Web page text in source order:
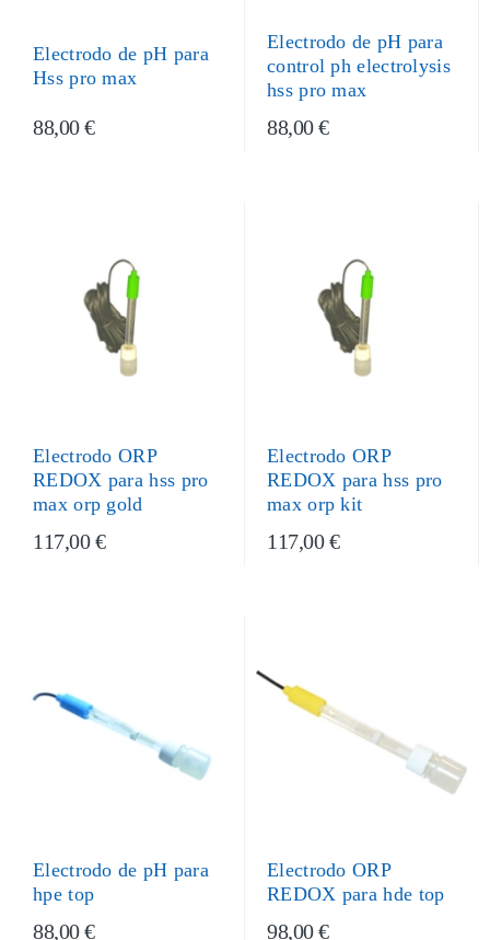
Electrodo de pH para
Hss pro max
88,00 €
Electrodo de pH para
control ph electrolysis
hss pro max
88,00 €
Electrodo ORP
REDOX para hss pro
max orp gold
117,00 €
Electrodo ORP
REDOX para hss pro
max orp kit
117,00 €
Electrodo de pH para
hpe top
88,00 €
Electrodo ORP
REDOX para hde top
98,00 €